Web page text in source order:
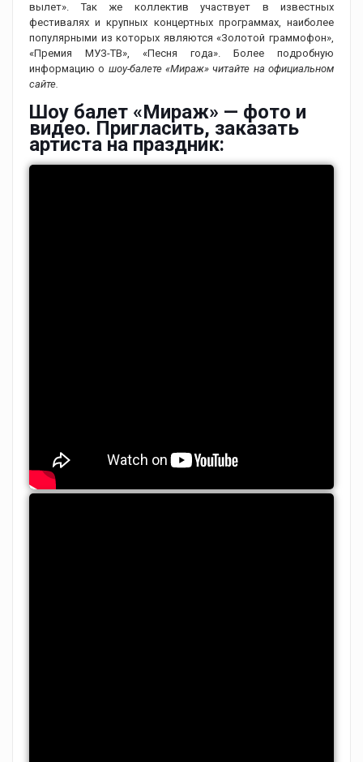
вылет». Так же коллектив участвует в известных
фестивалях и крупных концертных программах, наиболее
популярными из которых являются «Золотой граммофон»,
«Премия МУЗ-ТВ», «Песня года». Более подробную
информацию о шоу-балете «Мираж» читайте на официальном
сайте.
Шоу балет «Мираж» — фото и
видео. Пригласить, заказать
артиста на праздник: